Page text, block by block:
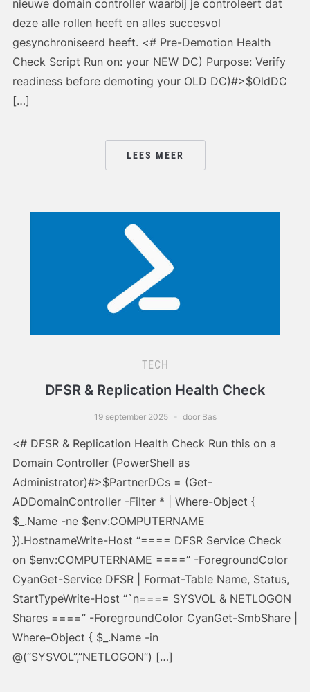
nieuwe domain controller waarbij je controleert dat
deze alle rollen heeft en alles succesvol
gesynchroniseerd heeft. <# Pre-Demotion Health
Check Script Run on: your NEW DC) Purpose: Verify
readiness before demoting your OLD DC)#>$OldDC
[…]
LEES MEER
TECH
DFSR & Replication Health Check
19 september 2025 door Bas
<# DFSR & Replication Health Check Run this on a
Domain Controller (PowerShell as
Administrator)#>$PartnerDCs = (Get-
ADDomainController -Filter * | Where-Object {
$_.Name -ne $env:COMPUTERNAME
}).HostnameWrite-Host “==== DFSR Service Check
on $env:COMPUTERNAME ====” -ForegroundColor
CyanGet-Service DFSR | Format-Table Name, Status,
StartTypeWrite-Host “`n==== SYSVOL & NETLOGON
Shares ====” -ForegroundColor CyanGet-SmbShare |
Where-Object { $_.Name -in
@(“SYSVOL”,”NETLOGON”) […]